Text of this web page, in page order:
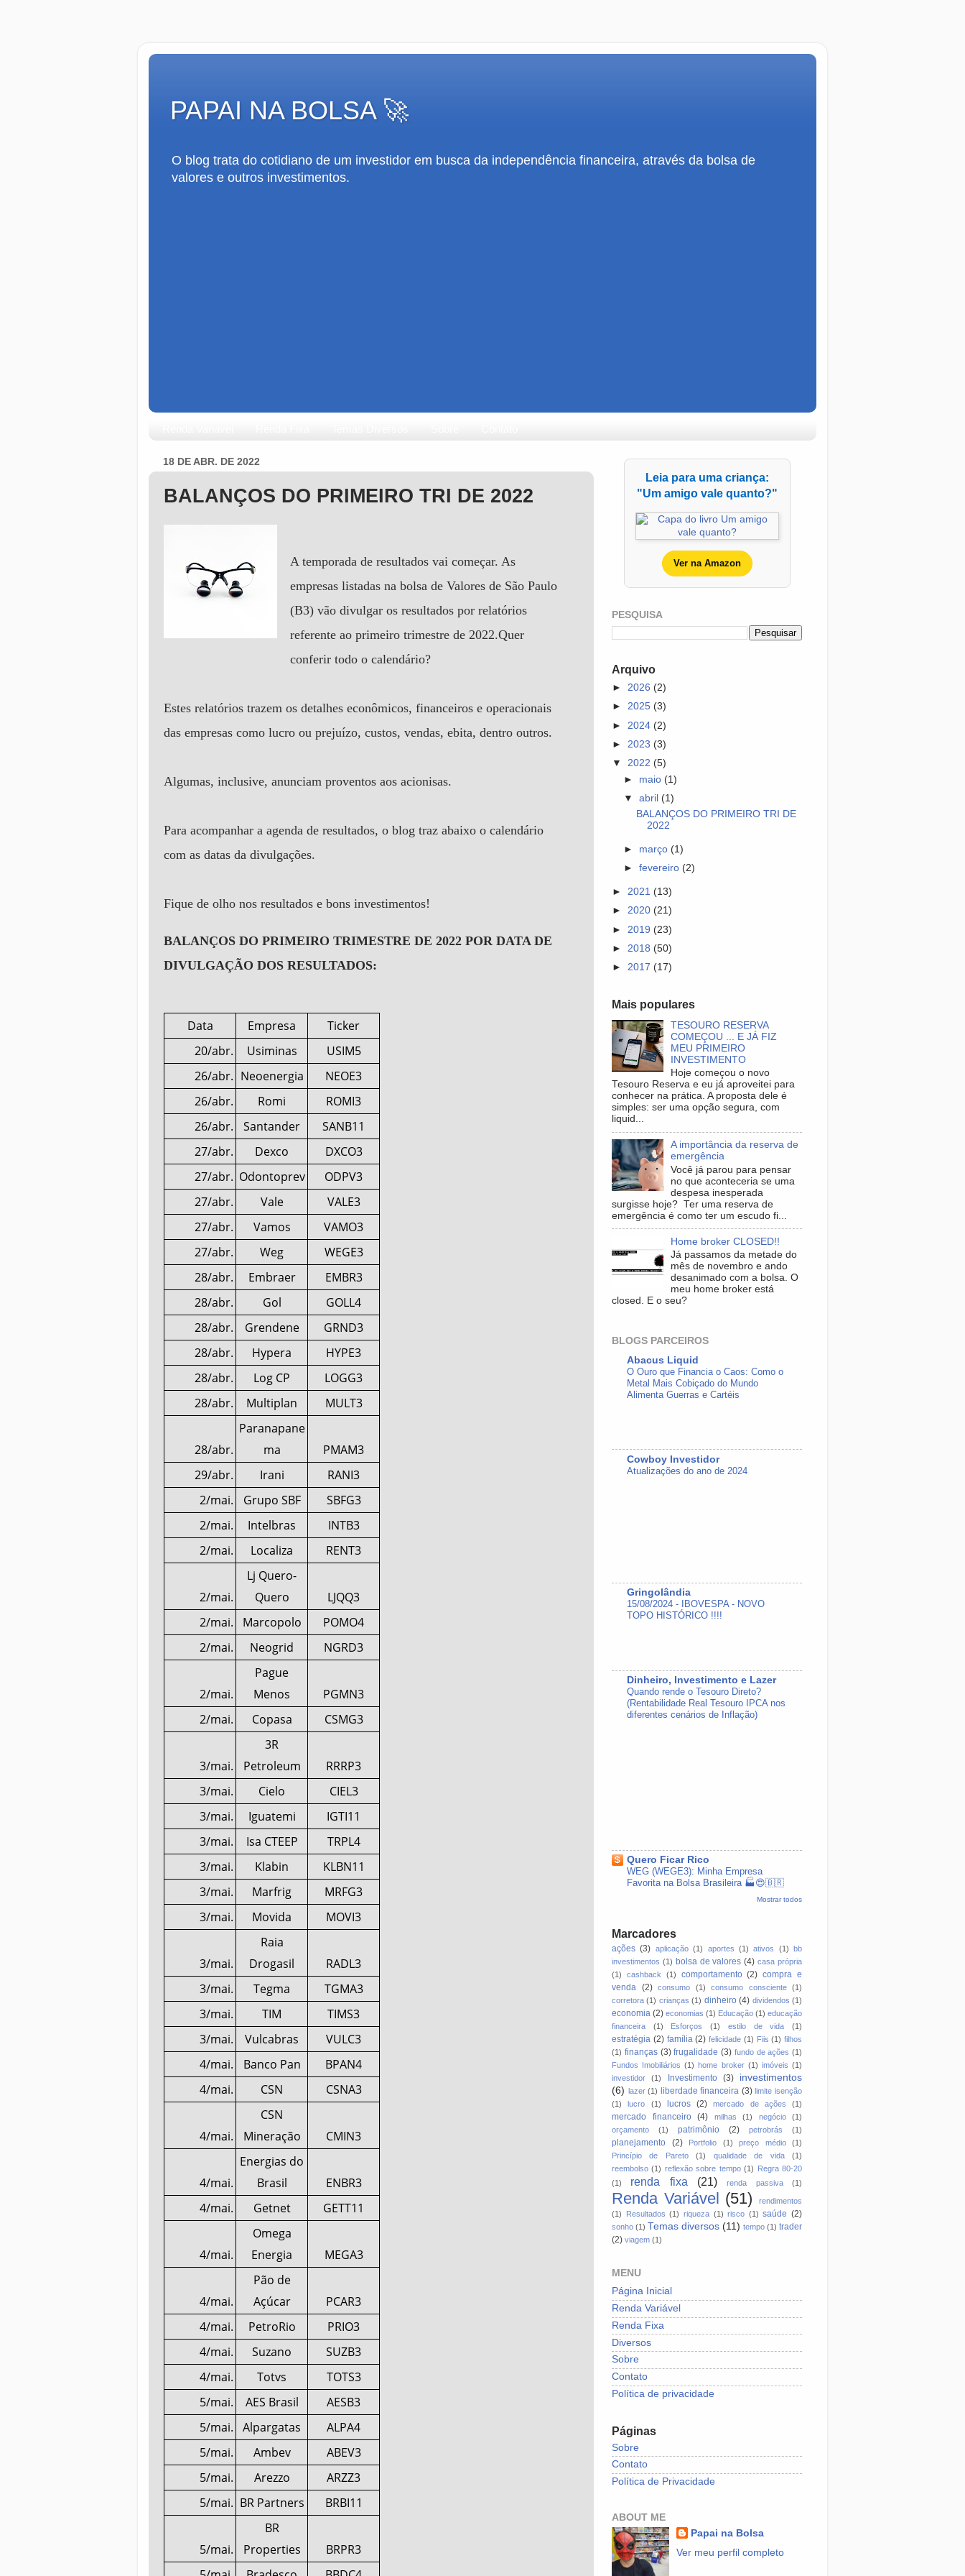
PAPAI NA BOLSA 🚀
O blog trata do cotidiano de um investidor em busca da independência financeira, através da bolsa de
valores e outros investimentos.
18 DE ABR. DE 2022
BALANÇOS DO PRIMEIRO TRI DE 2022
A temporada de resultados vai começar. As
empresas listadas na bolsa de Valores de São Paulo
(B3) vão divulgar os resultados por relatórios
referente ao primeiro trimestre de 2022.Quer
conferir todo o calendário?
Estes relatórios trazem os detalhes econômicos, financeiros e operacionais
das empresas como lucro ou prejuízo, custos, vendas, ebita, dentro outros.
Algumas, inclusive, anunciam proventos aos acionisas.
Para acompanhar a agenda de resultados, o blog traz abaixo o calendário
com as datas da divulgações.
Fique de olho nos resultados e bons investimentos!
BALANÇOS DO PRIMEIRO TRIMESTRE DE 2022 POR DATA DE
DIVULGAÇÃO DOS RESULTADOS:
Data Empresa
Ticker
20/abr.
Usiminas
USIM5
26/abr. Neoenergia
NEOE3
26/abr.
Romi
ROMI3
26/abr.
Santander
SANB11
27/abr.
Dexco
DXCO3
27/abr. Odontoprev
ODPV3
27/abr.
Vale
VALE3
27/abr.
Vamos
VAMO3
27/abr.
Weg
WEGE3
28/abr.
Embraer
EMBR3
28/abr.
Gol
GOLL4
28/abr.
Grendene
GRND3
28/abr.
Hypera
HYPE3
28/abr.
Log CP
LOGG3
28/abr.
Multiplan MULT3
28/abr.
Paranapane
ma
PMAM3
29/abr.
Irani
RANI3
2/mai.
Grupo SBF
SBFG3
2/mai.
Intelbras
INTB3
2/mai.
Localiza RENT3
2/mai.
Lj Quero-
Quero
LJQQ3
2/mai.
Marcopolo
POMO4
2/mai.
Neogrid NGRD3
2/mai.
Pague
Menos
PGMN3
2/mai.
Copasa CSMG3
3/mai.
3R
Petroleum
RRRP3
3/mai.
Cielo
CIEL3
3/mai.
Iguatemi
IGTI11
3/mai.
Isa CTEEP
TRPL4
3/mai.
Klabin
KLBN11
3/mai.
Marfrig
MRFG3
3/mai.
Movida MOVI3
3/mai.
Raia
Drogasil
RADL3
3/mai.
Tegma
TGMA3
3/mai.
TIM
TIMS3
3/mai.
Vulcabras
VULC3
4/mai.
Banco Pan
BPAN4
4/mai.
CSN CSNA3
4/mai.
CSN
Mineração
CMIN3
4/mai.
Energias do
Brasil
ENBR3
4/mai.
Getnet GETT11
4/mai.
Omega
Energia
MEGA3
4/mai.
Pão de
Açúcar
PCAR3
4/mai.
PetroRio
PRIO3
4/mai.
Suzano
SUZB3
4/mai.
Totvs
TOTS3
5/mai.
AES Brasil
AESB3
5/mai.
Alpargatas
ALPA4
5/mai.
Ambev
ABEV3
5/mai.
Arezzo
ARZZ3
5/mai. BR Partners BRBI11
5/mai.
BR
Properties
BRPR3
Leia para uma criança:
"Um amigo vale quanto?"
Ver na Amazon
PESQUISA
Arquivo
► 2026 (2)
► 2025 (3)
► 2024 (2)
► 2023 (3)
▼ 2022 (5)
► maio (1)
▼abril (1)
BALANÇOS DO PRIMEIRO TRI DE
2022
► março (1)
►fevereiro (2)
► 2021 (13)
► 2020 (21)
► 2019 (23)
► 2018 (50)
► 2017 (17)
Mais populares
TESOURO RESERVA
COMEÇOU ... E JÁ FIZ
MEU PRIMEIRO
INVESTIMENTO
Hoje começou o novo
Tesouro Reserva e eu já aproveitei para
conhecer na prática. A proposta dele é
simples: ser uma opção segura, com
liquid...
A importância da reserva de
emergência
Você já parou para pensar
no que aconteceria se uma
despesa inesperada
surgisse hoje? Ter uma reserva de
emergência é como ter um escudo fi...
Home broker CLOSED!!
Já passamos da metade do
mês de novembro e ando
desanimado com a bolsa. O
meu home broker está
closed. E o seu?
BLOGS PARCEIROS
Abacus Liquid
O Ouro que Financia o Caos: Como o
Metal Mais Cobiçado do Mundo
Alimenta Guerras e Cartéis
Cowboy Investidor
Atualizações do ano de 2024
Gringolândia
15/08/2024 - IBOVESPA - NOVO
TOPO HISTÓRICO !!!!
Dinheiro, Investimento e Lazer
Quando rende o Tesouro Direto?
(Rentabilidade Real Tesouro IPCA nos
diferentes cenários de Inflação)
Quero Ficar Rico
WEG (WEGE3): Minha Empresa
Favorita na Bolsa Brasileira 🏭😍🇧🇷
Mostrar todos
Marcadores
ações (3) aplicação (1) aportes (1) ativos (1)
bb
investimentos (1) bolsa de valores (4) casa própria
(1)
cashback (1) comportamento (2) compra e
venda (2) consumo (1) consumo consciente
(1)
corretora (1) crianças (1) dinheiro (4) dividendos (1)
economia (2) economias (1) Educação (1) educação
financeira
(1) Esforços (1) estilo de vida (1)
estratégia (2) família (2) felicidade (1) Fiis (1) filhos
(1) finanças (3) frugalidade (3) fundo de ações (1)
Fundos Imobiliários (1) home broker (1) imóveis (1)
investidor
(1) Investimento (3)
investimentos
(6)
lazer (1) liberdade financeira (3) limite isenção
(1)
lucro (1) lucros (2) mercado de ações (1)
mercado financeiro (4) milhas (1) negócio
(1)
orçamento
(1) patrimônio (2) petrobrás (1)
planejamento (2) Portfolio (1) preço médio
(1)
Princípio de Pareto
(1) qualidade de vida
(1)
reembolso (1) reflexão sobre tempo (1)
Regra 80-20
(1)
renda fixa (21) renda passiva (1)
Renda Variável (51)
rendimentos
(1)
Resultados (1) riqueza (1) risco (1) saúde (2)
sonho (1) Temas diversos (11) tempo (1) trader
(2) viagem (1)
MENU
Página Inicial
Renda Variável
Renda Fixa
Diversos
Sobre
Contato
Política de privacidade
Páginas
Sobre
Contato
Política de Privacidade
ABOUT ME
Papai na Bolsa
Ver meu perfil completo